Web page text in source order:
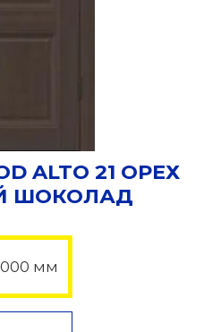
ALTO 21 ОРЕХ
ШОКОЛАД
мм